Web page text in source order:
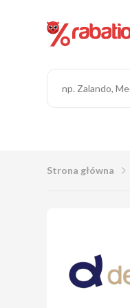
Strona główna